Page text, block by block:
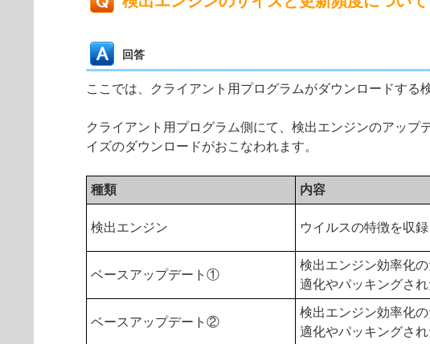
回答
ここでは、クライアント用プログラムがダウンロードする
クライアント用プログラム側にて、検出エンジンのアッ
イズのダウンロードがおこなわれます。
種類 内容
検出エンジン ウイルスの特徴を収
ベースアップデート①
検出エンジン効率化
適化やパッキングされ
ベースアップデート②
検出エンジン効率化
適化やパッキングされ